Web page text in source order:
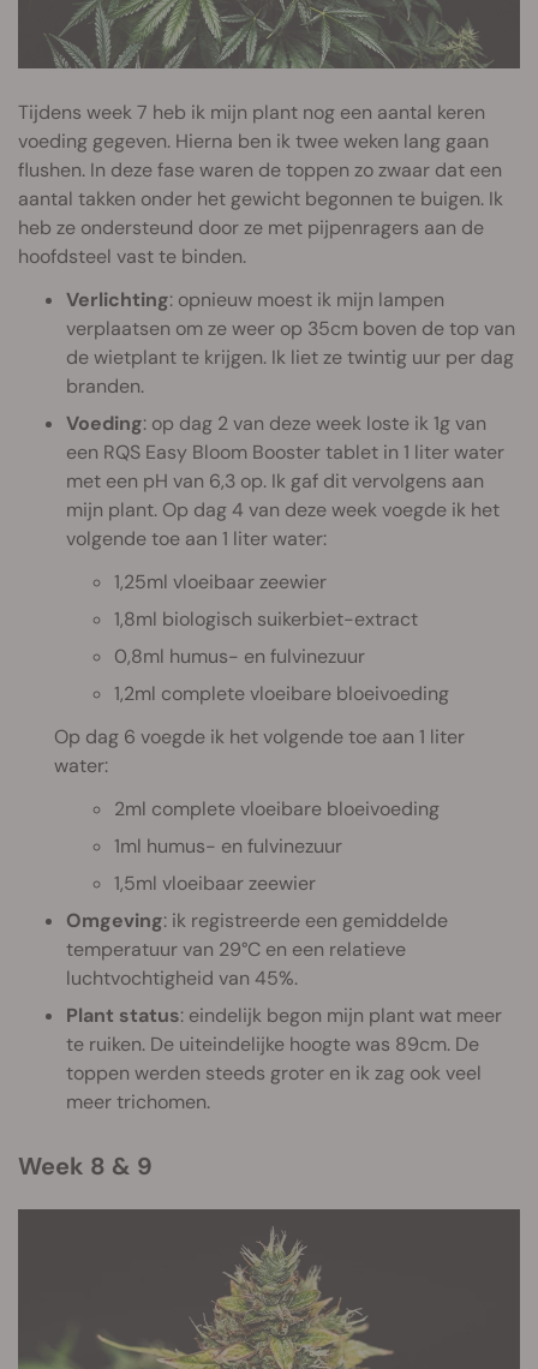
Tijdens week 7 heb ik mijn plant nog een aantal keren
voeding gegeven. Hierna ben ik twee weken lang gaan
flushen. In deze fase waren de toppen zo zwaar dat een
aantal takken onder het gewicht begonnen te buigen. Ik
heb ze ondersteund door ze met pijpenragers aan de
hoofdsteel vast te binden.
Verlichting: opnieuw moest ik mijn lampen
verplaatsen om ze weer op 35cm boven de top van
de wietplant te krijgen. Ik liet ze twintig uur per dag
branden.
Voeding: op dag 2 van deze week loste ik 1g van
een RQS Easy Bloom Booster tablet in 1 liter water
met een pH van 6,3 op. Ik gaf dit vervolgens aan
mijn plant. Op dag 4 van deze week voegde ik het
volgende toe aan 1 liter water:
1,25ml vloeibaar zeewier
1,8ml biologisch suikerbiet-extract
0,8ml humus- en fulvinezuur
1,2ml complete vloeibare bloeivoeding
Op dag 6 voegde ik het volgende toe aan 1 liter
water:
2ml complete vloeibare bloeivoeding
1ml humus- en fulvinezuur
1,5ml vloeibaar zeewier
Omgeving: ik registreerde een gemiddelde
temperatuur van 29°C en een relatieve
luchtvochtigheid van 45%.
Plant status: eindelijk begon mijn plant wat meer
te ruiken. De uiteindelijke hoogte was 89cm. De
toppen werden steeds groter en ik zag ook veel
meer trichomen.
Week 8 & 9